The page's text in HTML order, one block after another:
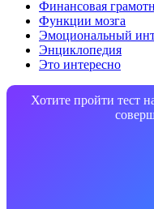
Финансовая
Функции мозга
Эмоциональный
Энциклопедия
Это интересно
Хотите пройти тест